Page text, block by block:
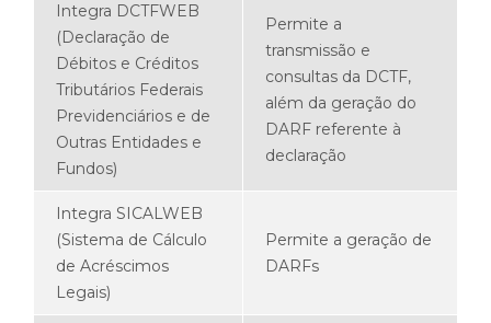
Integra DCTFWEB
(Declaração de
Débitos e Créditos
Tributários Federais
Previdenciários e de
Outras Entidades e
Fundos)
Permite a
transmissão e
consultas da DCTF,
além da geração do
DARF referente à
declaração
Integra SICALWEB
(Sistema de Cálculo
de Acréscimos
Legais)
Permite a geração de
DARFs